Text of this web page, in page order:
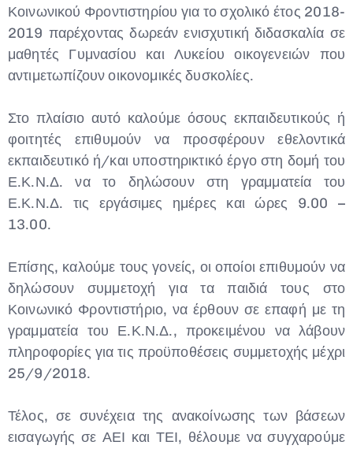
Κοινωνικού Φροντιστηρίου για το σχολικό έτος 2018-
2019 παρέχοντας δωρεάν ενισχυτική διδασκαλία σε
μαθητές Γυμνασίου και Λυκείου οικογενειών που
αντιμετωπίζουν οικονομικές δυσκολίες.
Στο πλαίσιο αυτό καλούμε όσους εκπαιδευτικούς ή
φοιτητές επιθυμούν να προσφέρουν εθελοντικά
εκπαιδευτικό ή/και υποστηρικτικό έργο στη δομή του
Ε.Κ.Ν.Δ. να το δηλώσουν στη γραμματεία του
Ε.Κ.Ν.Δ. τις εργάσιμες ημέρες και ώρες 9.00 –
13.00.
Επίσης, καλούμε τους γονείς, οι οποίοι επιθυμούν να
δηλώσουν συμμετοχή για τα παιδιά τους στο
Κοινωνικό Φροντιστήριο, να έρθουν σε επαφή με τη
γραμματεία του Ε.Κ.Ν.Δ., προκειμένου να λάβουν
πληροφορίες για τις προϋποθέσεις συμμετοχής μέχρι
25/9/2018.
Τέλος, σε συνέχεια της ανακοίνωσης των βάσεων
εισαγωγής σε ΑΕΙ και ΤΕΙ, θέλουμε να συγχαρούμε